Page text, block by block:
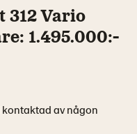
312 Vario
1.495.000:-
av någon